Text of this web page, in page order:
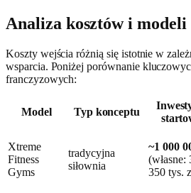
Analiza kosztów i modeli
Koszty wejścia różnią się istotnie w
wsparcia. Poniżej porównanie
franczyzowych:
Model Typ konceptu
Xtreme
Fitness
Gyms
tradycyjna
siłownia
~1 000
(własne:
350 tys.